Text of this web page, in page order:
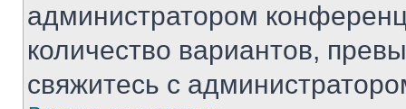
администратором
количество вариантов,
свяжитесь с